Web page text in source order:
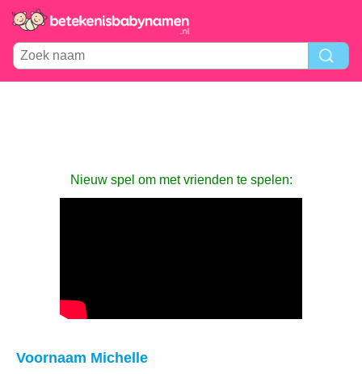
Nieuw spel om met vrienden te spelen:
Voornaam Michelle